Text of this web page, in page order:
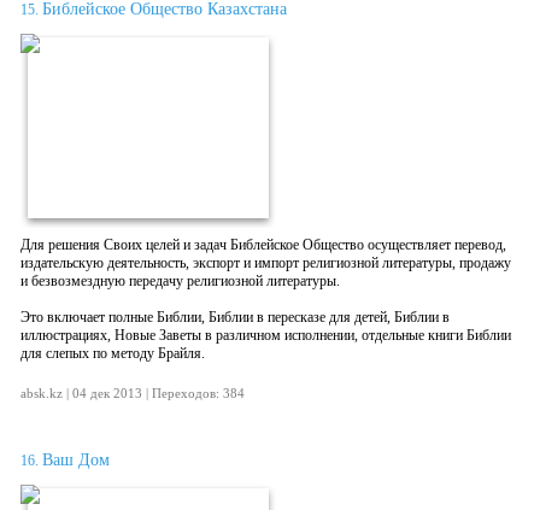
15. Библейское Общество Казахстана
Для решения Своих целей и задач Библейское Общество осуществляет перевод,
издательскую деятельность, экспорт и импорт религиозной литературы, продажу
и безвозмездную передачу религиозной литературы.
Это включает полные Библии, Библии в пересказе для детей, Библии в
иллюстрациях, Новые Заветы в различном исполнении, отдельные книги Библии
для слепых по методу Брайля.
absk.kz | 04 дек 2013 | Переходов: 384
16. Ваш Дом